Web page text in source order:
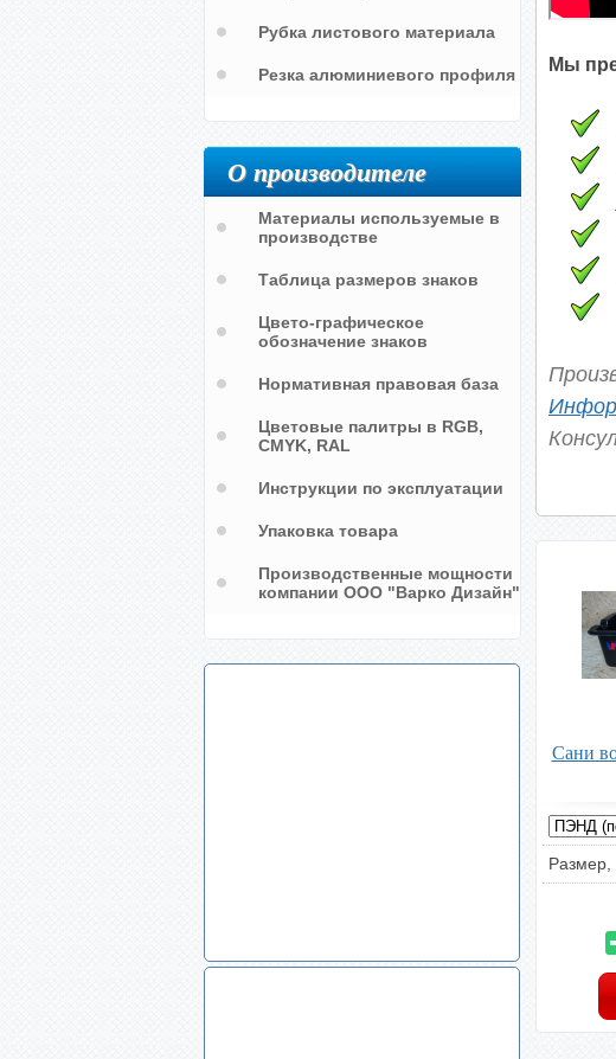
Мы
Сани
Размер,
Рубка листового материала
Резка алюминиевого профиля
О производителе
Материалы используемые в
производстве
Таблица размеров знаков
Цвето-графическое
обозначение знаков
Нормативная правовая база
Цветовые палитры в RGB,
CMYK, RAL
Инструкции по эксплуатации
Упаковка товара
Производственные мощности
компании ООО "Варко Дизайн"